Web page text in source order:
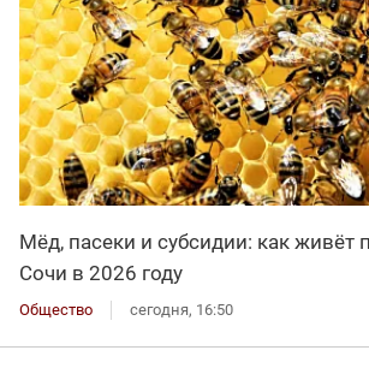
Мёд, пасеки и субсидии: как живёт
Сочи в 2026 году
Общество сегодня, 16:50